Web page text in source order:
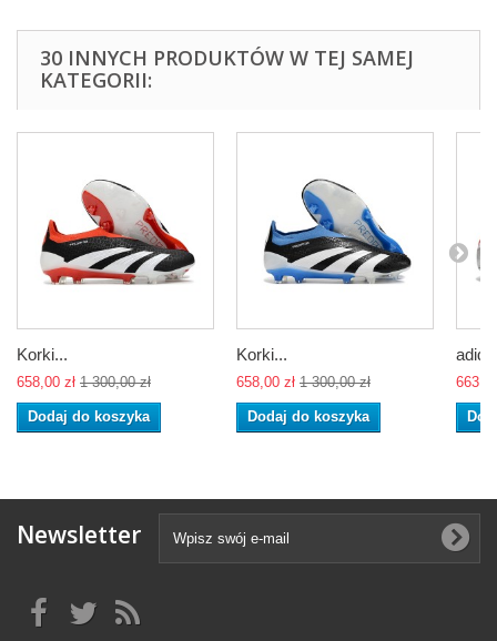
30 INNYCH PRODUKTÓW W TEJ SAMEJ
KATEGORII:
Korki...
658,00 zł 1 300,00 zł
Dodaj do koszyka
Korki...
658,00 zł 1 300,00 zł
Dodaj do koszyka
Newsletter